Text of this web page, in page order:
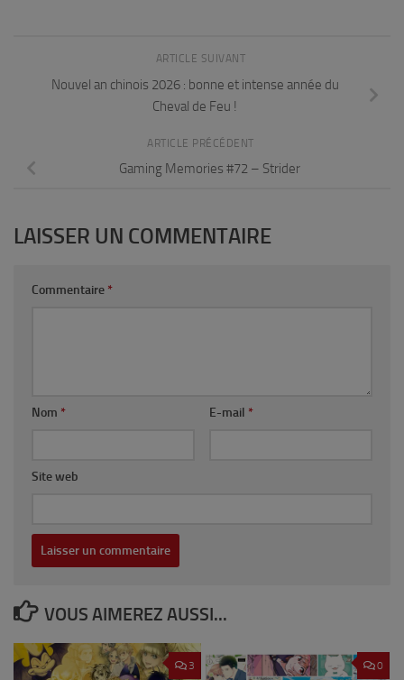
ARTICLE SUIVANT
Nouvel an chinois 2026 : bonne et intense année du
Cheval de Feu !
ARTICLE PRÉCÉDENT
Gaming Memories #72 – Strider
LAISSER UN COMMENTAIRE
Commentaire *
Nom * E-mail *
Site web
VOUS AIMEREZ AUSSI...
3 0